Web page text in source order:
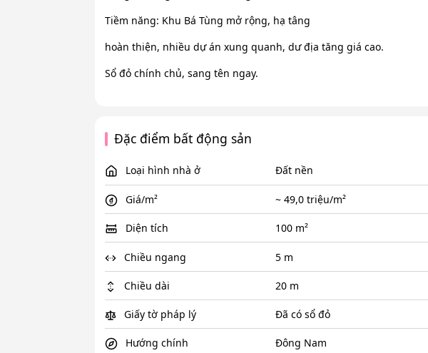
Tiềm năng: Khu Bá Tùng mở rộng, hạ tâng
hoàn thiện, nhiều dự án xung quanh, dư địa tăng giá cao.
Sổ đỏ chính chủ, sang tên ngay.
Đặc điểm bất động sản
Loại hình nhà ở Đất nền
Giá/m² ~ 49,0 triệu/m²
Diện tích 100 m²
Chiều ngang 5 m
Chiều dài 20 m
Giấy tờ pháp lý Đã có sổ đỏ
Hướng chính Đông Nam